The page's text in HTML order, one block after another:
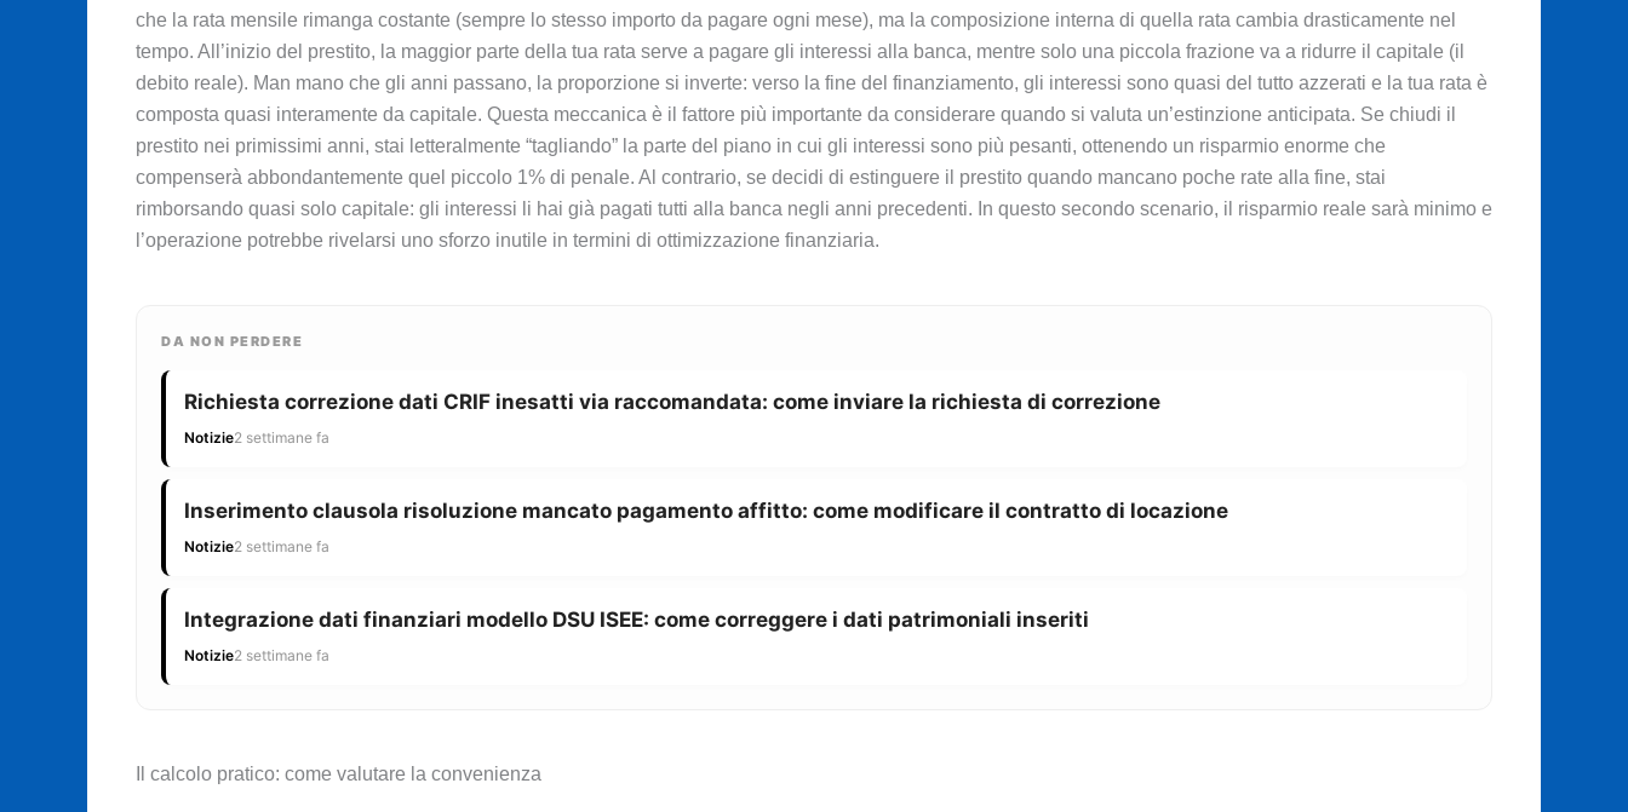
che la rata mensile rimanga costante (sempre lo stesso importo da pagare ogni mese), ma la composizione interna di quella rata cambia drasticamente nel
tempo. All’inizio del prestito, la maggior parte della tua rata serve a pagare gli interessi alla banca, mentre solo una piccola frazione va a ridurre il capitale (il
debito reale). Man mano che gli anni passano, la proporzione si inverte: verso la fine del finanziamento, gli interessi sono quasi del tutto azzerati e la tua rata è
composta quasi interamente da capitale. Questa meccanica è il fattore più importante da considerare quando si valuta un’estinzione anticipata. Se chiudi il
prestito nei primissimi anni, stai letteralmente “tagliando” la parte del piano in cui gli interessi sono più pesanti, ottenendo un risparmio enorme che
compenserà abbondantemente quel piccolo 1% di penale. Al contrario, se decidi di estinguere il prestito quando mancano poche rate alla fine, stai
rimborsando quasi solo capitale: gli interessi li hai già pagati tutti alla banca negli anni precedenti. In questo secondo scenario, il risparmio reale sarà minimo e
l’operazione potrebbe rivelarsi uno sforzo inutile in termini di ottimizzazione finanziaria.
DA NON PERDERE
Richiesta correzione dati CRIF inesatti via raccomandata: come inviare la richiesta di correzione
Notizie2 settimane fa
Inserimento clausola risoluzione mancato pagamento affitto: come modificare il contratto di locazione
Notizie2 settimane fa
Integrazione dati finanziari modello DSU ISEE: come correggere i dati patrimoniali inseriti
Notizie2 settimane fa
Il calcolo pratico: come valutare la convenienza